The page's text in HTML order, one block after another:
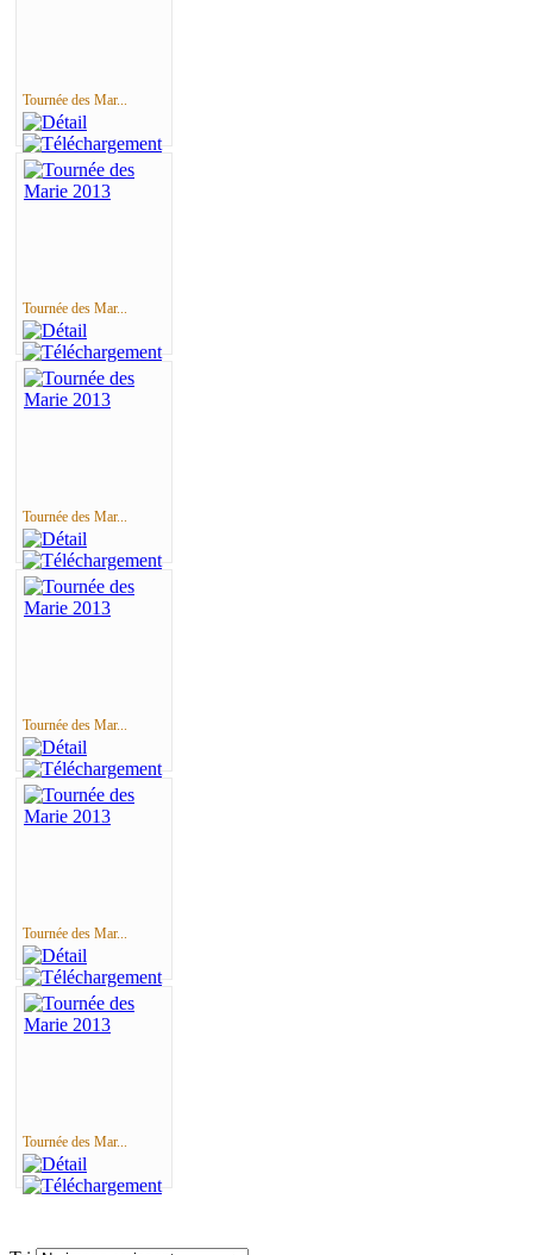
Tournée des Mar...
Tournée des Mar...
Tournée des Mar...
Tournée des Mar...
Tournée des Mar...
Tournée des Mar...